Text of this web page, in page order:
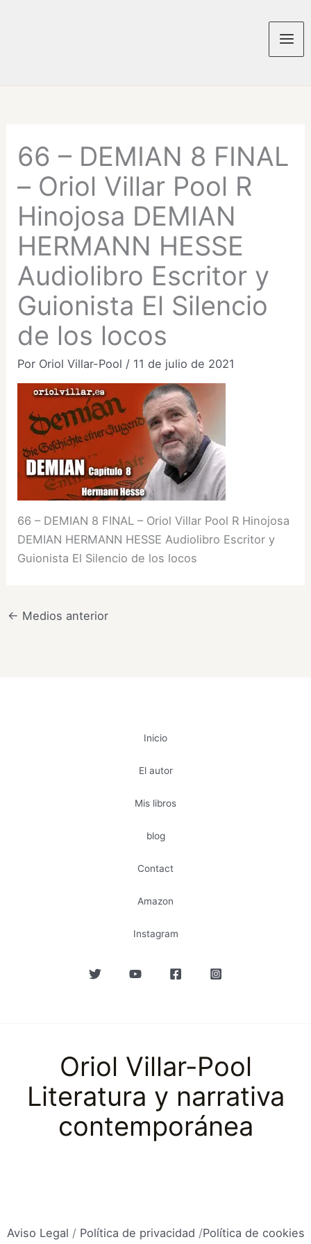
66 – DEMIAN 8 FINAL
– Oriol Villar Pool R
Hinojosa DEMIAN
HERMANN HESSE
Audiolibro Escritor y
Guionista El Silencio
de los locos
Por Oriol Villar-Pool / 11 de julio de 2021
66 – DEMIAN 8 FINAL – Oriol Villar Pool R Hinojosa
DEMIAN HERMANN HESSE Audiolibro Escritor y
Guionista El Silencio de los locos
← Medios anterior
Inicio
El autor
Mis libros
blog
Contact
Amazon
Instagram
Oriol Villar-Pool
Literatura y narrativa
contemporánea
Aviso Legal / Política de privacidad /Política de cookies